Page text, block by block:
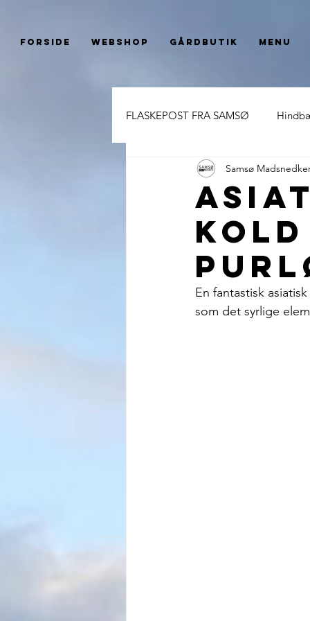
Forside Webshop Gårdbutik Menu
FLASKEPOST FRA SAMSØ
Hvid Gløgg Essens
Hyldeblomst Salatsirup
Brombær Salatsirup Æble-
kold
Samsø
En fantastisk
som det syrlige